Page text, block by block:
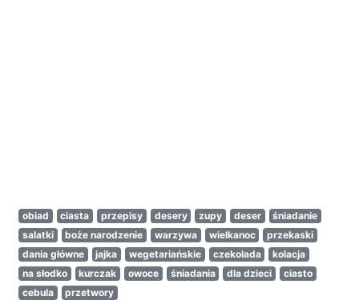
obiad ciasta przepisy desery zupy deser
śniadanie
salatki
boże narodzenie warzywa wielkanoc
przekaski
dania główne
jajka wegetariańskie czekolada
kolacja
na słodko
kurczak owoce śniadania dla dzieci
ciasto
cebula
przetwory